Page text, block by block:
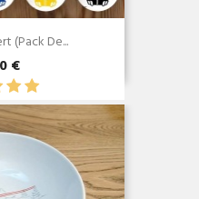
(Pack De...
€